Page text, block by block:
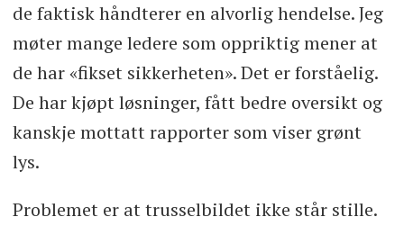
de faktisk håndterer en alvorlig hendelse. Jeg
møter mange ledere som oppriktig mener at
de har «fikset sikkerheten». Det er forståelig.
De har kjøpt løsninger, fått bedre oversikt og
kanskje mottatt rapporter som viser grønt
lys.
Problemet er at trusselbildet ikke står stille.